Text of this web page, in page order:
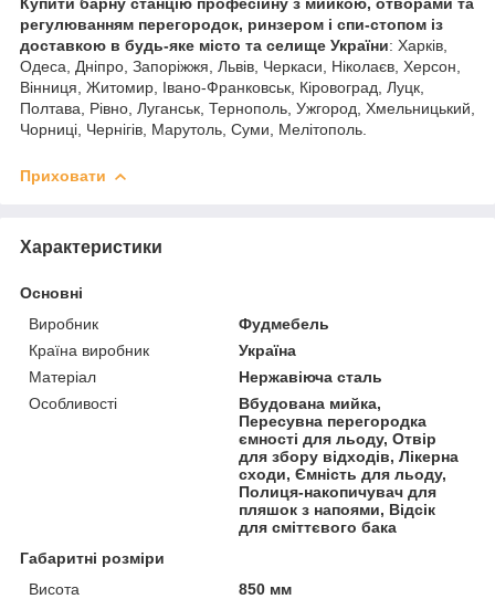
регулюванням перегородок, ринзером і спи-стопом із
доставкою в будь-яке місто та селище України: Харків,
Одеса, Дніпро, Запоріжжя, Львів, Черкаси, Ніколаєв, Херсон,
Вінниця, Житомир, Івано-Франковськ, Кіровоград, Луцк,
Полтава, Рівно, Луганськ, Тернополь, Ужгород, Хмельницький,
Чорниці, Чернігів, Марутоль, Суми, Мелітополь.
Приховати
Характеристики
Основні
Виробник
Фудмебель
Країна виробник
Україна
Матеріал
Нержавіюча сталь
Особливості
Вбудована мийка,
Пересувна перегородка
ємності для льоду, Отвір
для збору відходів, Лікерна
сходи, Ємність для льоду,
Полиця-накопичувач для
пляшок з напоями, Відсік
для сміттєвого бака
Габаритні розміри
Висота
850 мм